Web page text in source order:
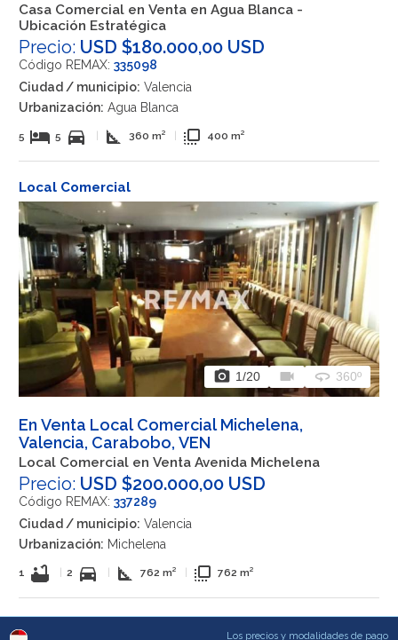
Casa Comercial en Venta en Agua Blanca -
Ubicación Estratégica
Precio: USD $180.000,00 USD
Código REMAX: 335098
Ciudad / municipio: Valencia
Urbanización: Agua Blanca
5 hotel 5 directions_car square_foot 360 m² flip_to_front 400 m²
Local Comercial
photo_camera 1/20 videocam 360 360º
En Venta Local Comercial Michelena,
Valencia, Carabobo, VEN
Local Comercial en Venta Avenida Michelena
Precio: USD $200.000,00 USD
Código REMAX: 337289
Ciudad / municipio: Valencia
Urbanización: Michelena
1 bathtub 2 directions_car square_foot 762 m² flip_to_front 762 m²
Los precios y modalidades de pago